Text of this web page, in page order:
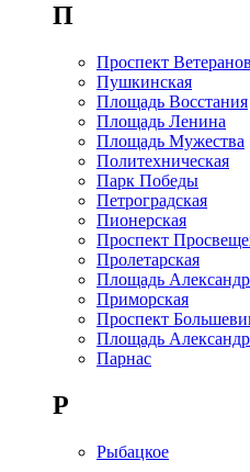
П
Проспект Ветеранов
Пушкинская
Площадь Восстания
Площадь Ленина
Площадь Мужества
Политехническая
Парк Победы
Петроградская
Пионерская
Проспект
Пролетарская
Площадь
Приморская
Проспект
Площадь
Парнас
Р
Рыбацкое